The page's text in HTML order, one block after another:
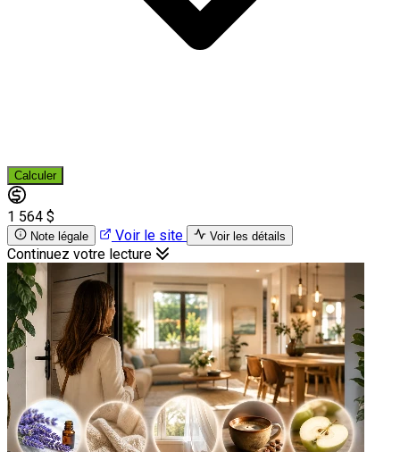
Calculer
1 564 $
Note légale Voir le site Voir les détails
Continuez votre lecture